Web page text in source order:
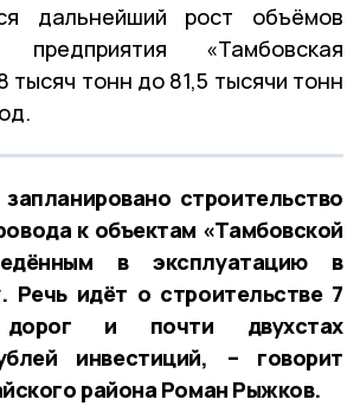
дальнейший рост объёмов
предприятия «Тамбовская
тысяч тонн до 81,5 тысячи тонн
строительство
к объектам «Тамбовской
в эксплуатацию в
Речь идёт о строительстве 7
дорог и почти двухстах
инвестиций, – говорит
района Роман Рыжков.